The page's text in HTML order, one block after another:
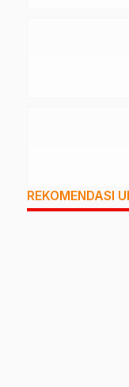
REKOMENDASI